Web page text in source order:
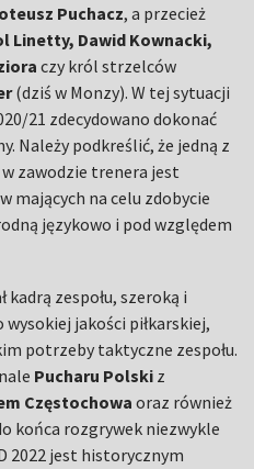
Puchacz, a przecież
Linetty, Dawid Kownacki,
czy król strzelców
(dziś w Monzy). W tej sytuacji
21 zdecydowano dokonać
Należy podkreślić, że jedną z
zawodzie trenera jest
mających na celu zdobycie
językowo i pod względem
zespołu, szeroką i
jakości piłkarskiej,
potrzeby taktyczne zespołu.
Pucharu Polski z
Częstochowa oraz również
końca rozgrywek niezwykle
2022 jest historycznym